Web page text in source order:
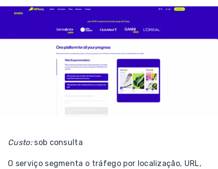
Custo:sob consulta
O serviço segmenta o tráfego por localização, URL,